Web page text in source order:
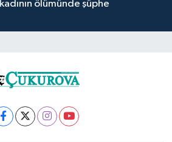
kadının ölümünde şüphe